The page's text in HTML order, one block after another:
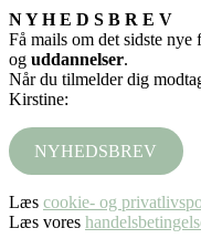
N Y H E D S B R E V
Få mails om det sidste
og uddannelser.
Når du tilmelder dig
Kirstine:
NYHEDSBREV
Læs cookie- og
Læs vores